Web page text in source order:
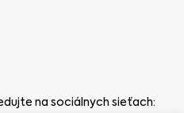
na sociálnych sieťach: